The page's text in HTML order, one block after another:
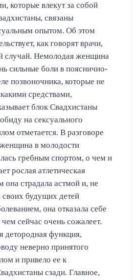
которые влекут за собой
связаны
опытом. Об этом
как говорят врачи,
случай. Немолодая женщина
сильные боли в пояснично-
позвоночника, которые не
средствами,
блок Свадхистаны
на сексуального
отметается. В разговоре
в молодости
гребным спортом, о чем и
рослая атлетическая
она страдала астмой и, не
своих будущих детей
она отказала себе
сейчас очень сожалеет.
детородная функция,
неверно принятого
и привело ее к
сзади. Главное,